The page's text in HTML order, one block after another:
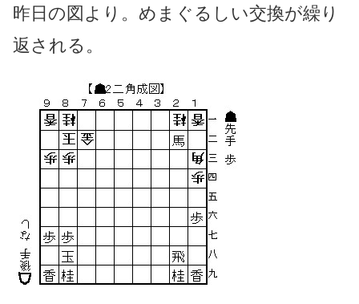
昨日の図より。めまぐるしい交換が繰り
返される。